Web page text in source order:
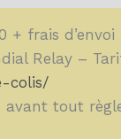
+ frais d’envoi
Relay –
colis/
avant tout